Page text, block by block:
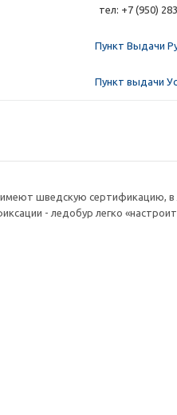
тел: +7 (950)
Пункт Выдачи
Пункт выдачи
шведскую сертификацию,
- ледобур легко